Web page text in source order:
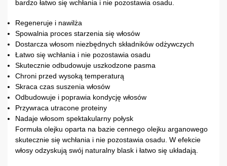
bardzo łatwo się wchłania i nie pozostawia osadu.
Regeneruje i nawilża
Spowalnia proces starzenia się włosów
Dostarcza włosom niezbędnych składników odżywczych
Łatwo się wchłania i nie pozostawia osadu
Skutecznie odbudowuje uszkodzone pasma
Chroni przed wysoką temperaturą
Skraca czas suszenia włosów
Odbudowuje i poprawia kondycję włosów
Przywraca utracone proteiny
Nadaje włosom spektakularny połysk
Formuła olejku oparta na bazie cennego olejku arganowego
skutecznie się wchłania i nie pozostawia osadu. W efekcie
włosy odzyskują swój naturalny blask i łatwo się układają.